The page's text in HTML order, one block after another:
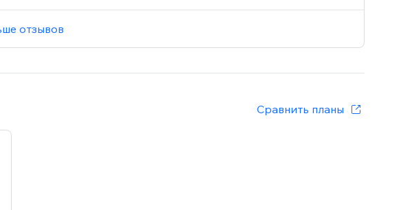
отзывов
Сравнить планы